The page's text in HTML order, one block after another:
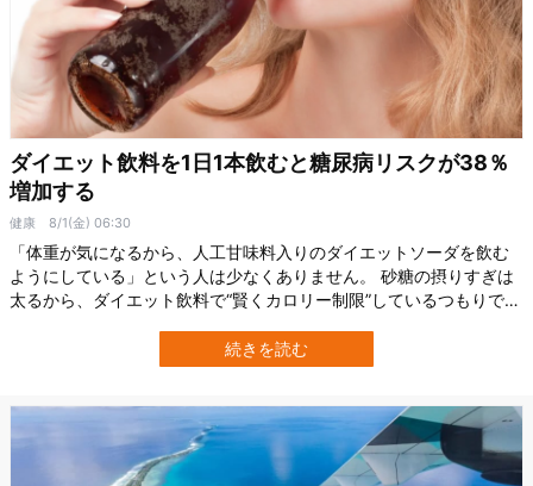
ダイエット飲料を1日1本飲むと糖尿病リスクが38％
増加する
健康 8/1(金) 06:30
「体重が気になるから、人工甘味料入りのダイエットソーダを飲む
ようにしている」という人は少なくありません。 砂糖の摂りすぎは
太るから、ダイエット飲料で“賢くカロリー制限”しているつもりで
報告されました。 この研究を行ったのは、オーストラリアのモナシ
ュ大学（Monash University）を中心とする研究チームで、約14年に
続きを読む